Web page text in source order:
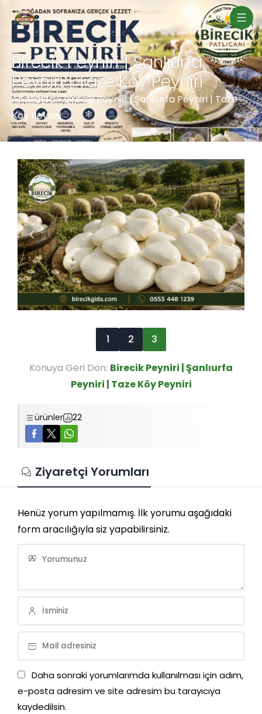
Birecik Peyniri | Şanlıurfa
Peyniri | Taze Köy Peyniri
Anasayfa»Birecik Peyniri | Şanlıurfa Peyniri | Taze
Köy Peyniri
1 2 3
Konuya Geri Dön: Birecik Peyniri | Şanlıurfa
Peyniri | Taze Köy Peyniri
ürünler 22
Ziyaretçi Yorumları
Henüz yorum yapılmamış. İlk yorumu aşağıdaki
form aracılığıyla siz yapabilirsiniz.
Daha sonraki yorumlarımda kullanılması için adım,
e-posta adresim ve site adresim bu tarayıcıya
kaydedilsin.